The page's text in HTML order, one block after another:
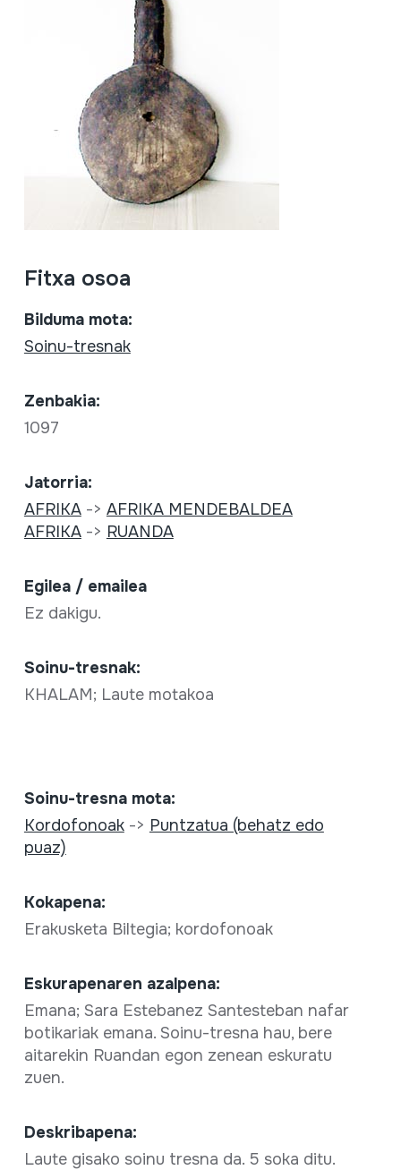
Fitxa osoa
Bilduma mota:
Soinu-tresnak
Zenbakia:
1097
Jatorria:
AFRIKA-> AFRIKA MENDEBALDEA
AFRIKA-> RUANDA
Egilea / emailea
Ez dakigu.
Soinu-tresnak:
KHALAM; Laute motakoa
Soinu-tresna mota:
Kordofonoak-> Puntzatua (behatz edo
puaz)
Kokapena:
Erakusketa Biltegia; kordofonoak
Eskurapenaren azalpena:
Emana; Sara Estebanez Santesteban nafar
botikariak emana. Soinu-tresna hau, bere
aitarekin Ruandan egon zenean eskuratu
zuen.
Deskribapena:
Laute gisako soinu tresna da. 5 soka ditu.